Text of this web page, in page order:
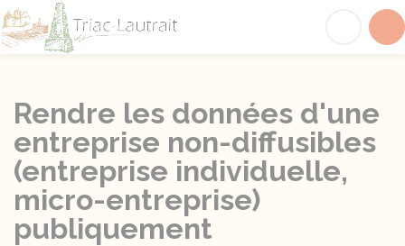
Rendre les données d'une
entreprise non-diffusibles
(entreprise individuelle,
micro-entreprise)
publiquement